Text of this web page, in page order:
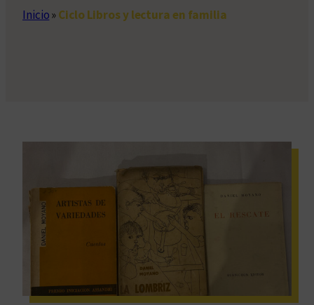
Inicio»Ciclo Libros y lectura en familia